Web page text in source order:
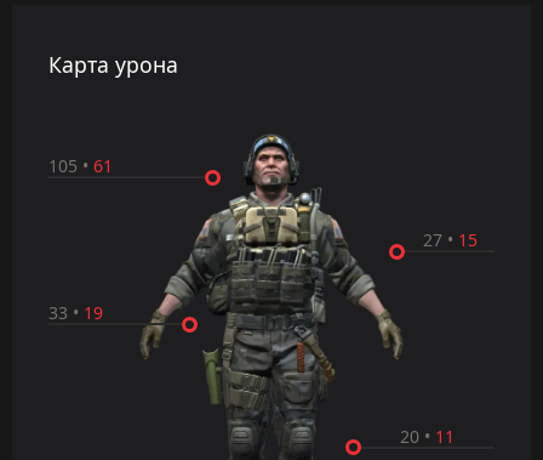
Карта урона
20 • 11
33 • 19
27• 15
105 • 61